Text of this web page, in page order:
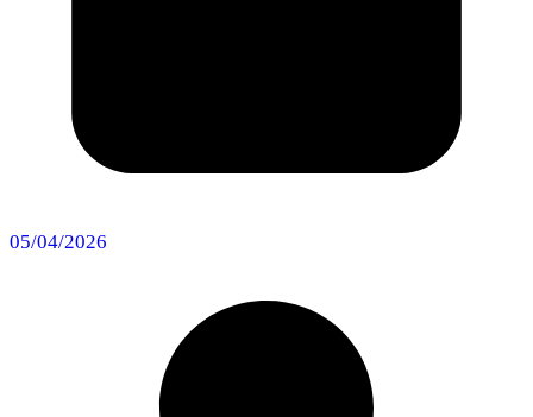
05/04/2026